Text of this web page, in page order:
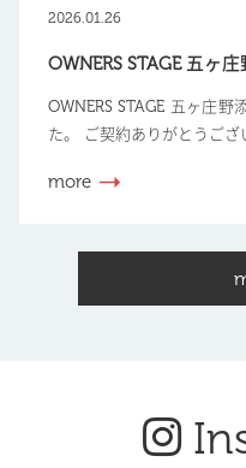
2026.01.26
OWNERS STAGE 五ヶ
OWNERS STAGE 五ヶ庄
た。 ご契約ありがとうござ
more